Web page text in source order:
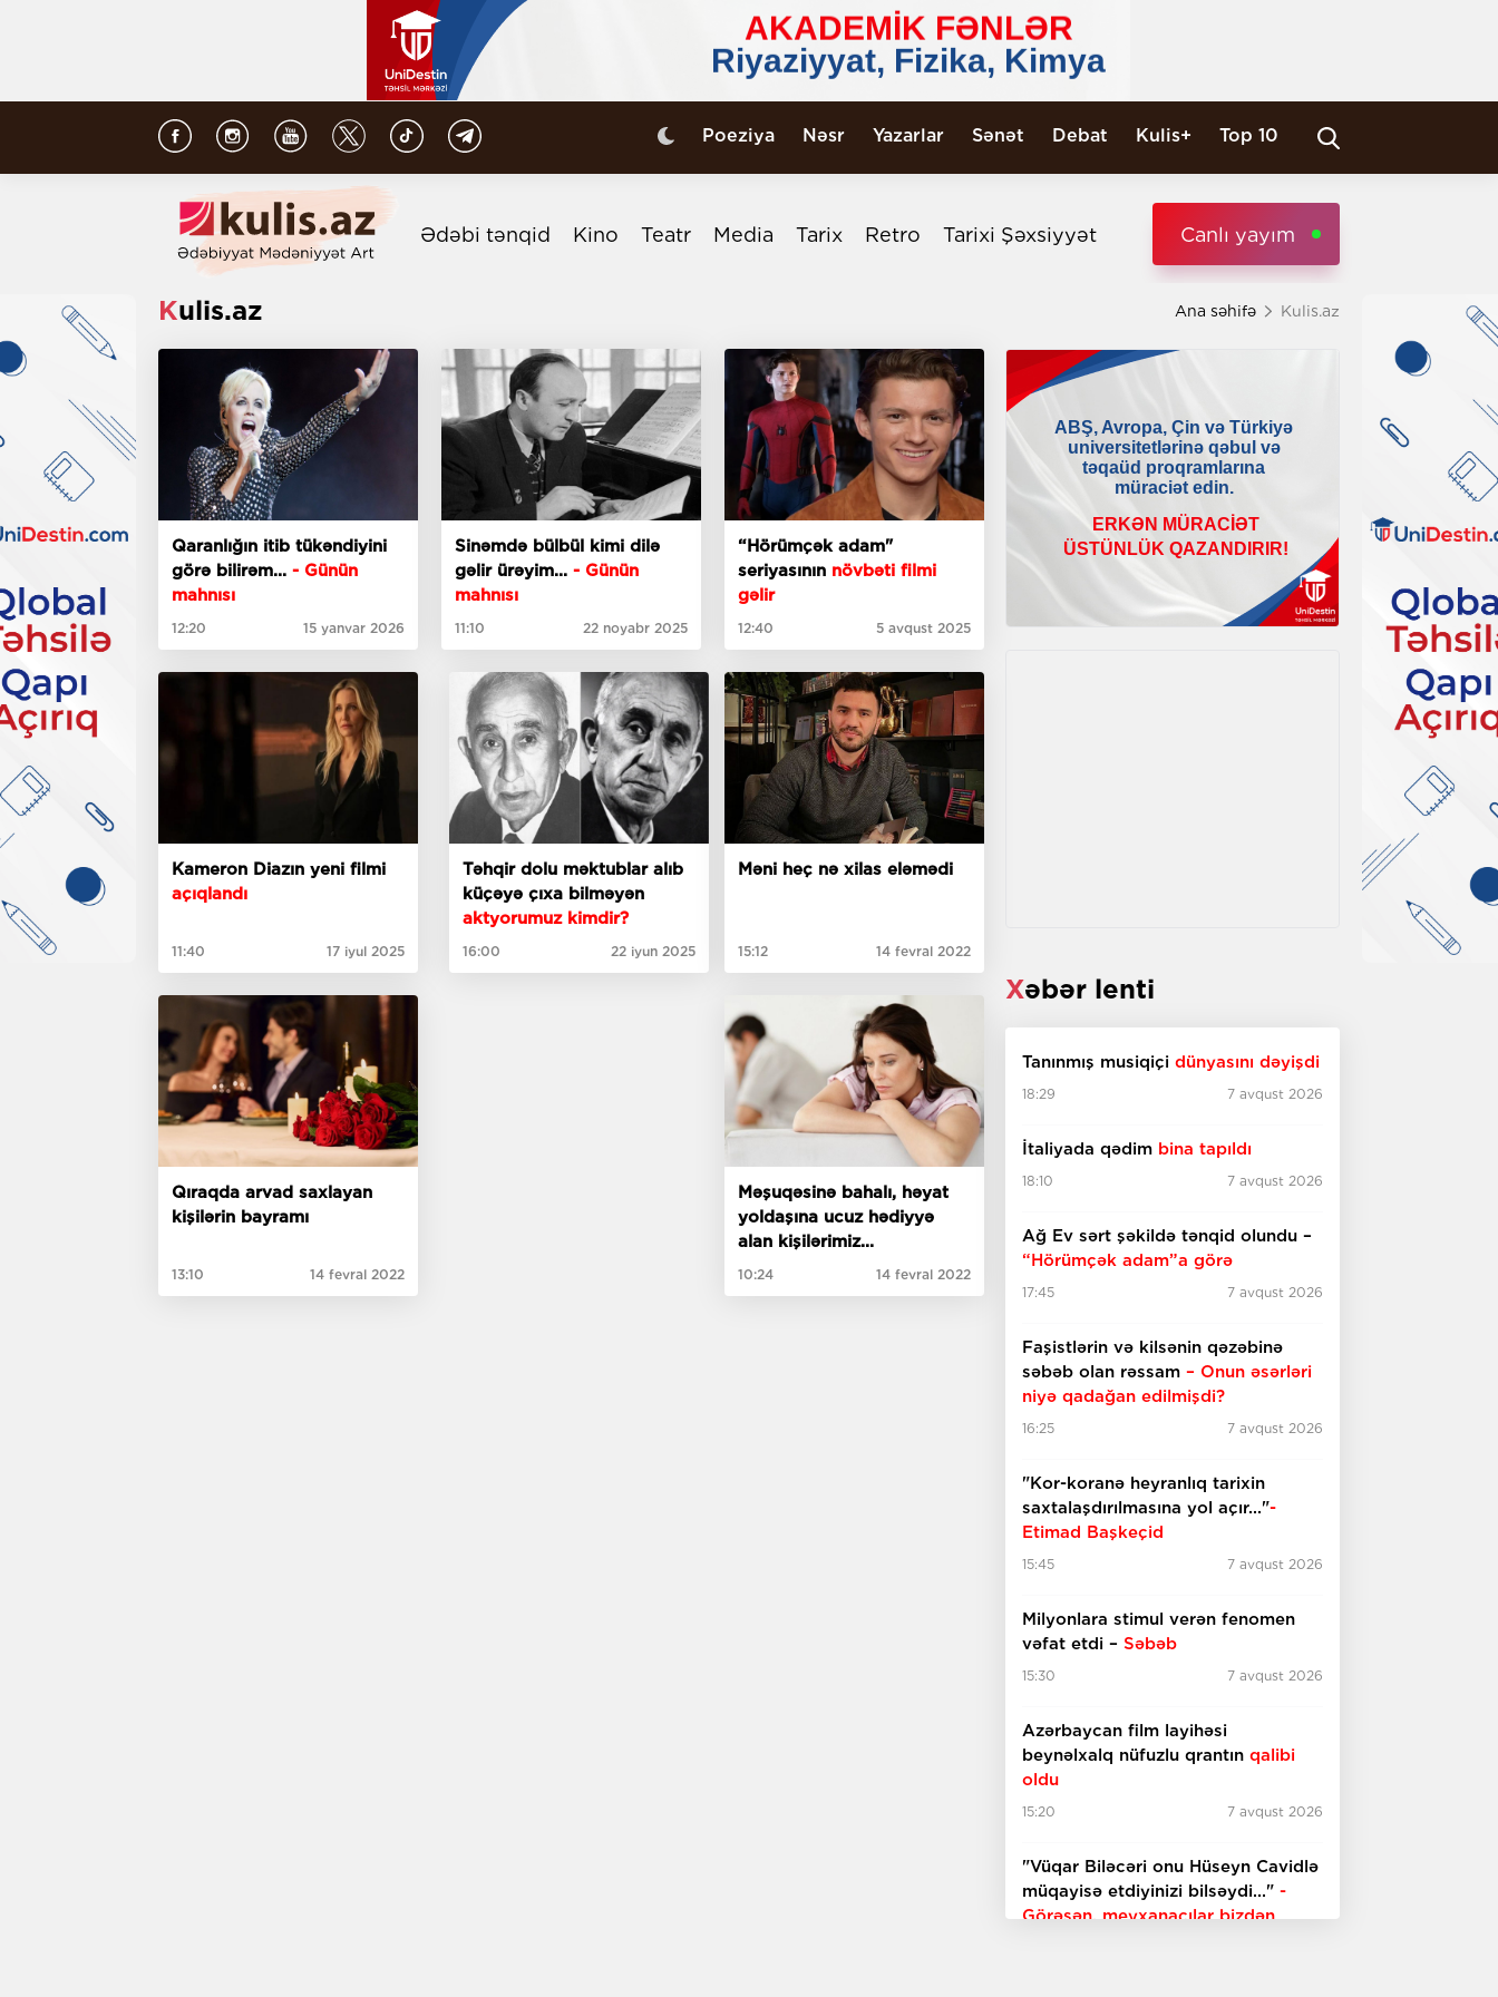
Poeziya Nəsr Yazarlar Sənət Debat Kulis+ Top 10
Ədəbi tənqid Kino Teatr Media Tarix Retro Tarixi Şəxsiyyət Canlı yayım
Kulis.az Ana səhifə Kulis.az
Qaranlığın itib tükəndiyini
görə bilirəm... - Günün
mahnısı
12:20 15 yanvar 2026
Sinəmdə bülbül kimi dilə
gəlir ürəyim... - Günün
mahnısı
11:10 22 noyabr 2025
“Hörümçək adam"
seriyasının növbəti filmi
gəlir
12:40 5 avqust 2025
Kameron Diazın yeni filmi
açıqlandı
11:40 17 iyul 2025
Təhqir dolu məktublar alıb
küçəyə çıxa bilməyən
aktyorumuz kimdir?
16:00 22 iyun 2025
Məni heç nə xilas eləmədi
15:12 14 fevral 2022
Qıraqda arvad saxlayan
kişilərin bayramı
13:10 14 fevral 2022
Məşuqəsinə bahalı, həyat
yoldaşına ucuz hədiyyə
alan kişilərimiz...
10:24 14 fevral 2022
Xəbər lenti
Tanınmış musiqiçi dünyasını dəyişdi
18:29 7 avqust 2026
İtaliyada qədim bina tapıldı
18:10 7 avqust 2026
Ağ Ev sərt şəkildə tənqid olundu –
“Hörümçək adam”a görə
17:45 7 avqust 2026
Faşistlərin və kilsənin qəzəbinə
səbəb olan rəssam – Onun əsərləri
niyə qadağan edilmişdi?
16:25 7 avqust 2026
"Kor-koranə heyranlıq tarixin
saxtalaşdırılmasına yol açır..."-
Etimad Başkeçid
15:45 7 avqust 2026
Milyonlara stimul verən fenomen
vəfat etdi – Səbəb
15:30 7 avqust 2026
Azərbaycan film layihəsi
beynəlxalq nüfuzlu qrantın qalibi
oldu
15:20 7 avqust 2026
"Vüqar Biləcəri onu Hüseyn Cavidlə
müqayisə etdiyinizi bilsəydi..." -
Görəsən, meyxanaçılar bizdən